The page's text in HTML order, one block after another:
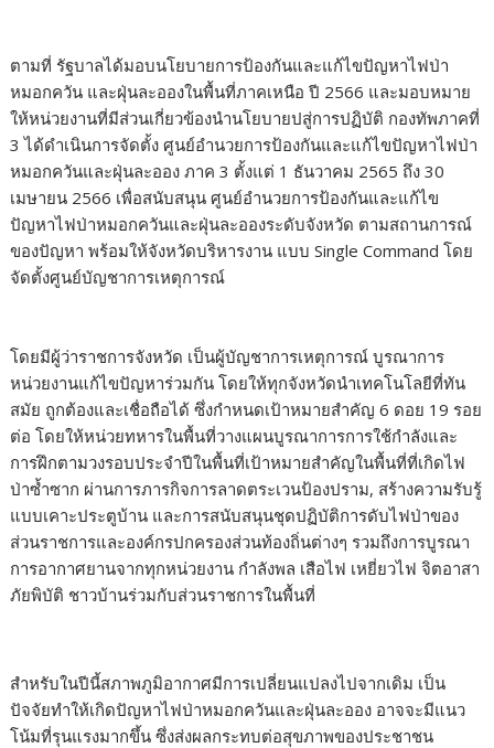
ตามที่ รัฐบาลได้มอบนโยบายการป้องกันและแก้ไขปัญหาไฟป่า
หมอกควัน และฝุ่นละอองในพื้นที่ภาคเหนือ ปี 2566 และมอบหมาย
ให้หน่วยงานที่มีส่วนเกี่ยวข้องนำนโยบายปสู่การปฏิบัติ กองทัพภาคที่
3 ได้ดำเนินการจัดตั้ง ศูนย์อำนวยการป้องกันและแก้ไขปัญหาไฟป่า
หมอกควันและฝุ่นละออง ภาค 3 ตั้งแต่ 1 ธันวาคม 2565 ถึง 30
เมษายน 2566 เพื่อสนับสนุน ศูนย์อำนวยการป้องกันและแก้ไข
ปัญหาไฟป่าหมอกควันและฝุ่นละอองระดับจังหวัด ตามสถานการณ์
ของปัญหา พร้อมให้จังหวัดบริหารงาน แบบ Single Command โดย
จัดตั้งศูนย์บัญชาการเหตุการณ์
โดยมีผู้ว่าราชการจังหวัด เป็นผู้บัญชาการเหตุการณ์ บูรณาการ
หน่วยงานแก้ไขปัญหาร่วมกัน โดยให้ทุกจังหวัดนำเทคโนโลยีที่ทัน
สมัย ถูกต้องและเชื่อถือได้ ซึ่งกำหนดเป้าหมายสำคัญ 6 ดอย 19 รอย
ต่อ โดยให้หน่วยทหารในพื้นที่วางแผนบูรณาการการใช้กําลังและ
การฝึกตามวงรอบประจำปีในพื้นที่เป้าหมายสำคัญในพื้นที่ที่เกิดไฟ
ป่าซ้ำซาก ผ่านการภารกิจการลาดตระเวนป้องปราม, สร้างความรับรู้
แบบเคาะประตูบ้าน และการสนับสนุนชุดปฏิบัติการดับไฟป่าของ
ส่วนราชการและองค์กรปกครองส่วนท้องถิ่นต่างๆ รวมถึงการบูรณา
การอากาศยานจากทุกหน่วยงาน กำลังพล เสือไฟ เหยี่ยวไฟ จิตอาสา
ภัยพิบัติ ชาวบ้านร่วมกับส่วนราชการในพื้นที่
สำหรับในปีนี้สภาพภูมิอากาศมีการเปลี่ยนแปลงไปจากเดิม เป็น
ปัจจัยทำให้เกิดปัญหาไฟป่าหมอกควันและฝุ่นละออง อาจจะมีแนว
โน้มที่รุนแรงมากขึ้น ซึ่งส่งผลกระทบต่อสุขภาพของประชาชน